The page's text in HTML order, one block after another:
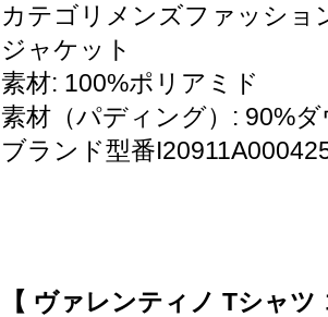
カテゴリメンズファッショ
ジャケット
素材: 100%ポリアミド
素材（パディング）: 90%
ブランド型番
【 ヴァレンティノ Tシャ